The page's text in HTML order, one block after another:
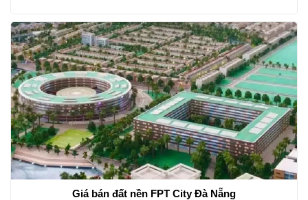
Giá bán đất nền FPT City Đà Nẵng